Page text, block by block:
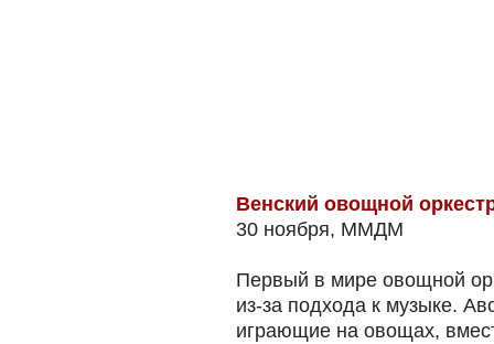
Венский овощной
30 ноября, ММДМ
Первый в мире овощной
из-за подхода к музыке.
играющие на овощах,